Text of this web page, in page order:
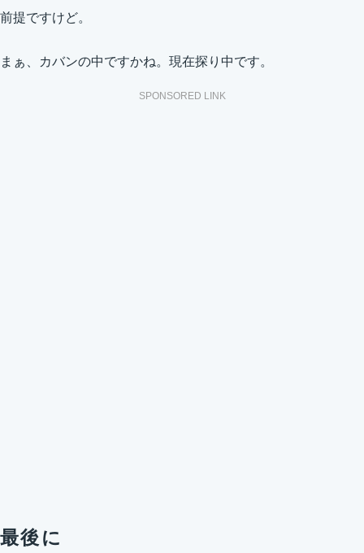
前提ですけど。
まぁ、カバンの中ですかね。現在探り中です。
SPONSORED LINK
最後に